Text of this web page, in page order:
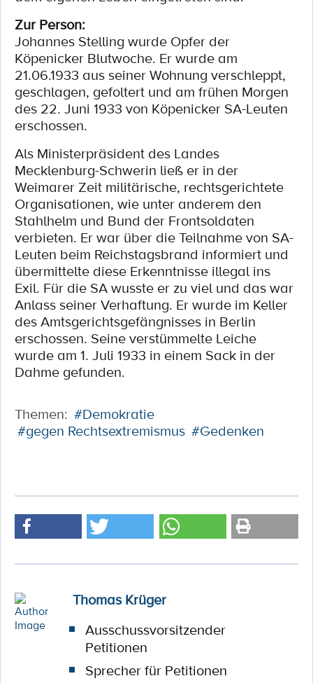
Zur Person:
Johannes Stelling wurde Opfer der
Köpenicker Blutwoche. Er wurde am
21.06.1933 aus seiner Wohnung verschleppt,
geschlagen, gefoltert und am frühen Morgen
des 22. Juni 1933 von Köpenicker SA-Leuten
erschossen.
Als Ministerpräsident des Landes
Mecklenburg-Schwerin ließ er in der
Weimarer Zeit militärische, rechtsgerichtete
Organisationen, wie unter anderem den
Stahlhelm und Bund der Frontsoldaten
verbieten. Er war über die Teilnahme von SA-
Leuten beim Reichstagsbrand informiert und
übermittelte diese Erkenntnisse illegal ins
Exil. Für die SA wusste er zu viel und das war
Anlass seiner Verhaftung. Er wurde im Keller
des Amtsgerichtsgefängnisses in Berlin
erschossen. Seine verstümmelte Leiche
wurde am 1. Juli 1933 in einem Sack in der
Dahme gefunden.
Themen: #Demokratie
#gegen Rechtsextremismus #Gedenken
Thomas Krüger
Ausschussvorsitzender
Petitionen
Sprecher für Petitionen